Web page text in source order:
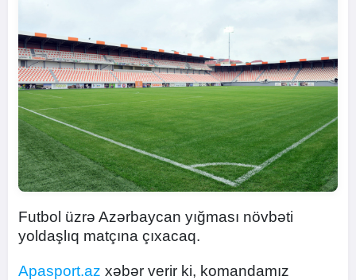
Futbol üzrə Azərbaycan yığması növbəti
yoldaşlıq matçına çıxacaq.
Apasport.az xəbər verir ki, komandamız